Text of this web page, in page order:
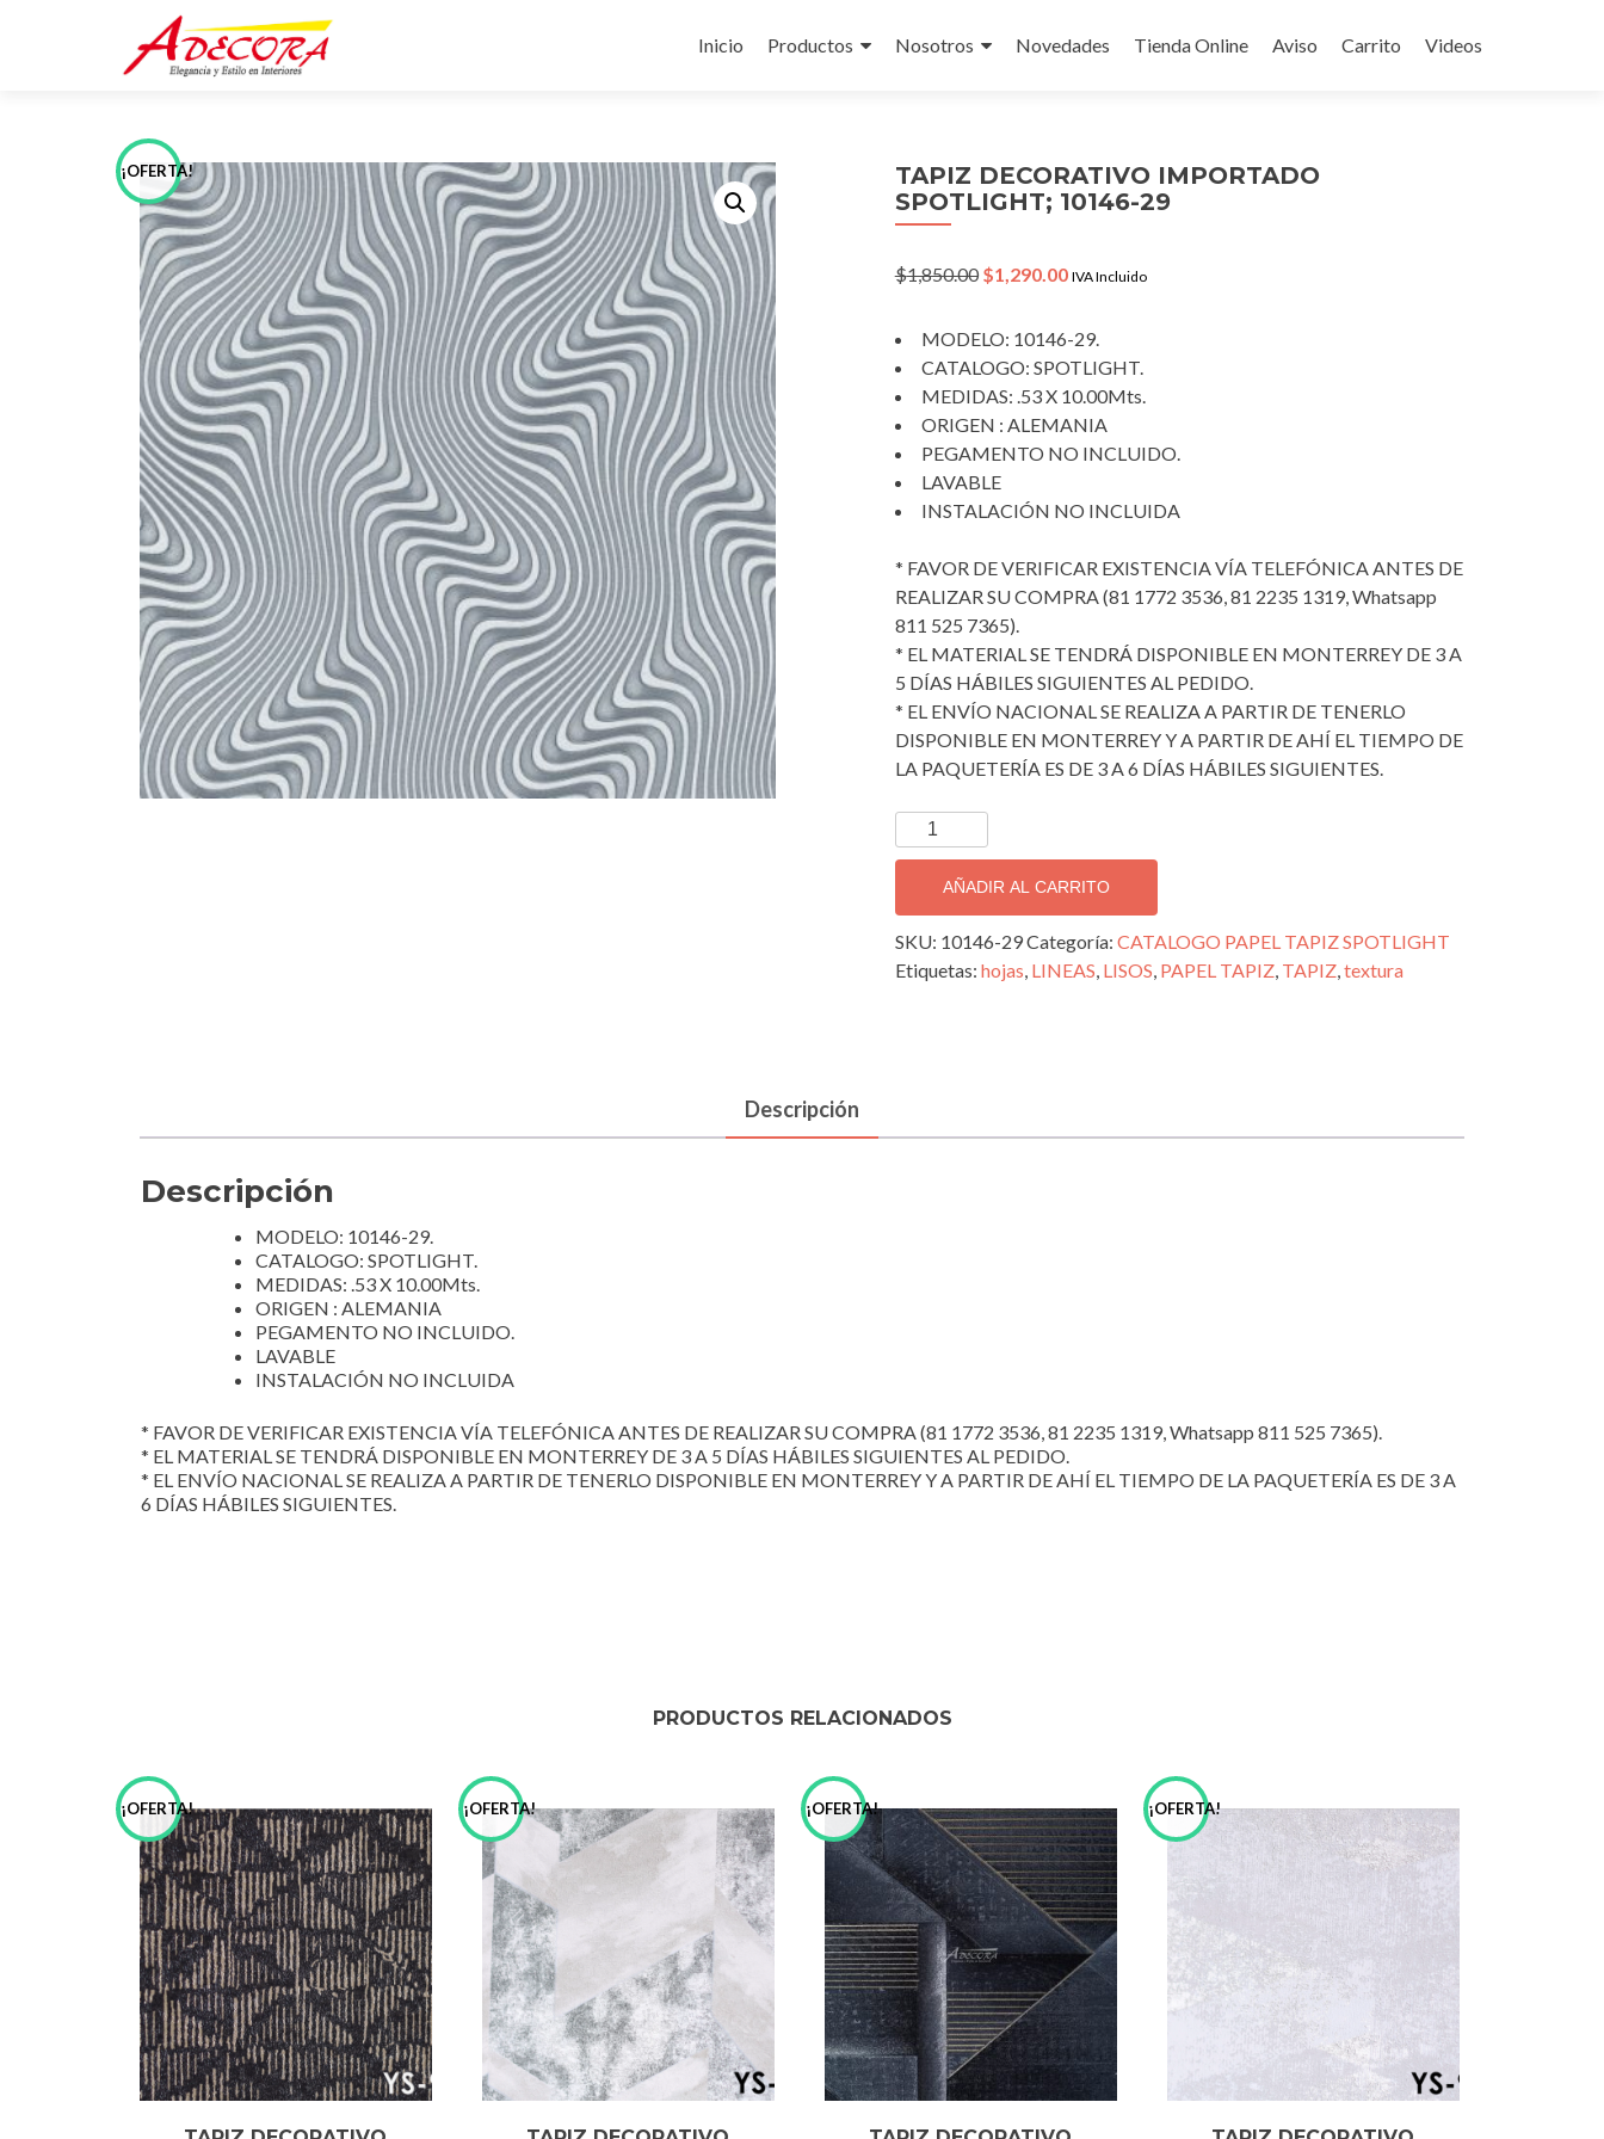
to
Inicio Productos Nosotros Novedades Tienda Online Aviso Carrito Videos
¡OFERTA!
TAPIZ DECORATIVO IMPORTADO
SPOTLIGHT; 10146-29
$1,850.00 Original
$1,850.00.
$1,290.00Current
$1,290.00.
IVA Incluido
MODELO: 10146-29.
CATALOGO: SPOTLIGHT.
MEDIDAS: .53 X 10.00Mts.
ORIGEN : ALEMANIA
PEGAMENTO NO INCLUIDO.
LAVABLE
INSTALACIÓN NO INCLUIDA
* FAVOR DE VERIFICAR EXISTENCIA VÍA TELEFÓNICA ANTES DE
REALIZAR SU COMPRA (81 1772 3536, 81 2235 1319, Whatsapp
811 525 7365).
* EL MATERIAL SE TENDRÁ DISPONIBLE EN MONTERREY DE 3 A
5 DÍAS HÁBILES SIGUIENTES AL PEDIDO.
* EL ENVÍO NACIONAL SE REALIZA A PARTIR DE TENERLO
DISPONIBLE EN MONTERREY Y A PARTIR DE AHÍ EL TIEMPO DE
LA PAQUETERÍA ES DE 3 A 6 DÍAS HÁBILES SIGUIENTES.
TAPIZ
DECORATIVO
IMPORTADO
SPOTLIGHT;
10146-
29
AÑADIR AL CARRITO
SKU: 10146-29Categoría: CATALOGO PAPEL TAPIZ SPOTLIGHT
Etiquetas: hojas, LINEAS, LISOS, PAPEL TAPIZ, TAPIZ,textura
Descripción
Descripción
MODELO: 10146-29.
CATALOGO: SPOTLIGHT.
MEDIDAS: .53 X 10.00Mts.
ORIGEN : ALEMANIA
PEGAMENTO NO INCLUIDO.
LAVABLE
INSTALACIÓN NO INCLUIDA
* FAVOR DE VERIFICAR EXISTENCIA VÍA TELEFÓNICA ANTES DE REALIZAR SU COMPRA (81 1772 3536, 81 2235 1319, Whatsapp 811 525 7365).
* EL MATERIAL SE TENDRÁ DISPONIBLE EN MONTERREY DE 3 A 5 DÍAS HÁBILES SIGUIENTES AL PEDIDO.
* EL ENVÍO NACIONAL SE REALIZA A PARTIR DE TENERLO DISPONIBLE EN MONTERREY Y A PARTIR DE AHÍ EL TIEMPO DE LA PAQUETERÍA ES DE 3 A
6 DÍAS HÁBILES SIGUIENTES.
PRODUCTOS RELACIONADOS
¡OFERTA! ¡OFERTA! ¡OFERTA! ¡OFERTA!